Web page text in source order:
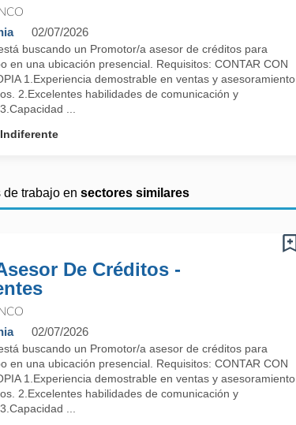
02/07/2026
buscando un Promotor/a asesor de créditos para
en una ubicación presencial. Requisitos: CONTAR CON
1.Experiencia demostrable en ventas y asesoramiento
2.Excelentes habilidades de comunicación y
...
de trabajo en sectores similares
De Créditos -
02/07/2026
buscando un Promotor/a asesor de créditos para
en una ubicación presencial. Requisitos: CONTAR CON
1.Experiencia demostrable en ventas y asesoramiento
2.Excelentes habilidades de comunicación y
...